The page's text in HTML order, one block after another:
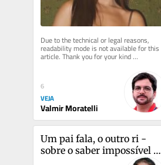
Due to the technical or legal reasons,
readability mode is not available for this
article. Thank you for your kind
understanding.
6
VEJA
Valmir Moratelli
Um pai fala, o outro ri -
sobre o saber impossível da